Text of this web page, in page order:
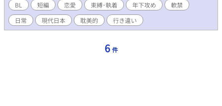
BL 短編 恋愛 束縛･執着 年下攻め
軟禁
日常
現代日本 耽美的 行き違い
6 件